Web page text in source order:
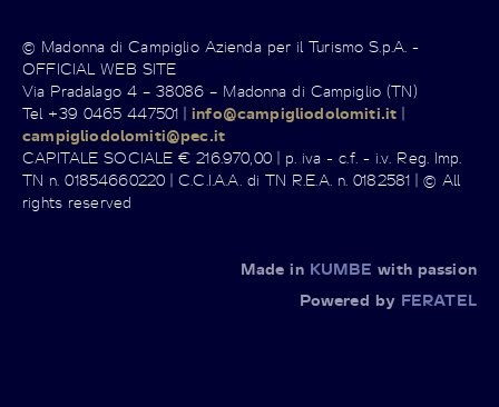
© Madonna di Campiglio Azienda per il Turismo S.p.A. -
OFFICIAL WEB SITE
Via Pradalago 4 – 38086 – Madonna di Campiglio (TN)
Tel +39 0465 447501 |info@campigliodolomiti.it |
campigliodolomiti@pec.it
CAPITALE SOCIALE € 216.970,00 | p. iva - c.f. - i.v. Reg. Imp.
TN n. 01854660220 | C.C.I.A.A. di TN R.E.A. n. 0182581 | © All
rights reserved
Made in KUMBE with passion
Powered by FERATEL